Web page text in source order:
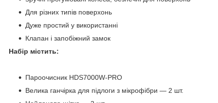
Для різних типів поверхонь
Дуже простий у використанні
Клапан і запобіжний замок
Набір містить:
Пароочисник HDS7000W-PRO
Велика ганчірка для підлоги з мікрофібри — 2 шт.